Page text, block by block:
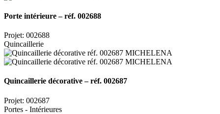
Porte intérieure – réf. 002688
Projet: 002688
Quincaillerie
Quincaillerie décorative – réf. 002687
Projet: 002687
Portes - Intérieures